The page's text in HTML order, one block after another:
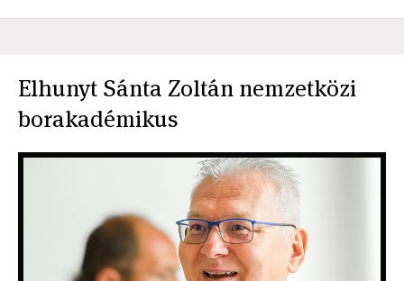
Elhunyt Sánta Zoltán nemzetközi
borakadémikus